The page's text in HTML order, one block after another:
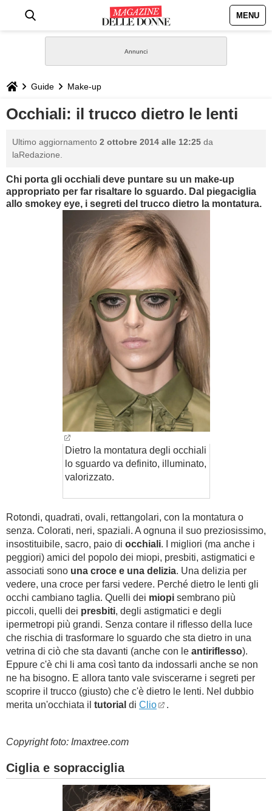
MENU
STILE
BIOGRAFIE
GASTRONOMIA
Guide Make-up
Occhiali: il trucco dietro le lenti
Ultimo aggiornamento 2 ottobre 2014 alle 12:25 da
laRedazione.
Chi porta gli occhiali deve puntare su un make-up
appropriato per far risaltare lo sguardo. Dal piegaciglia
allo smokey eye, i segreti del trucco dietro la montatura.
Dietro la montatura degli occhiali
lo sguardo va definito, illuminato,
valorizzato.
Rotondi, quadrati, ovali, rettangolari, con la montatura o
senza. Colorati, neri, spaziali. A ognuna il suo preziosissimo,
insostituibile, sacro, paio di occhiali. I migliori (ma anche i
peggiori) amici del popolo dei miopi, presbiti, astigmatici e
associati sono una croce e una delizia. Una delizia per
vedere, una croce per farsi vedere. Perché dietro le lenti gli
occhi cambiano taglia. Quelli dei miopi sembrano più
piccoli, quelli dei presbiti, degli astigmatici e degli
ipermetropi più grandi. Senza contare il riflesso della luce
che rischia di trasformare lo sguardo che sta dietro in una
vetrina di ciò che sta davanti (anche con le antiriflesso).
Eppure c'è chi li ama così tanto da indossarli anche se non
ne ha bisogno. E allora tanto vale sviscerarne i segreti per
scoprire il trucco (giusto) che c'è dietro le lenti. Nel dubbio
merita un'occhiata il tutorial di Clio .
Copyright foto: Imaxtree.com
Ciglia e sopracciglia